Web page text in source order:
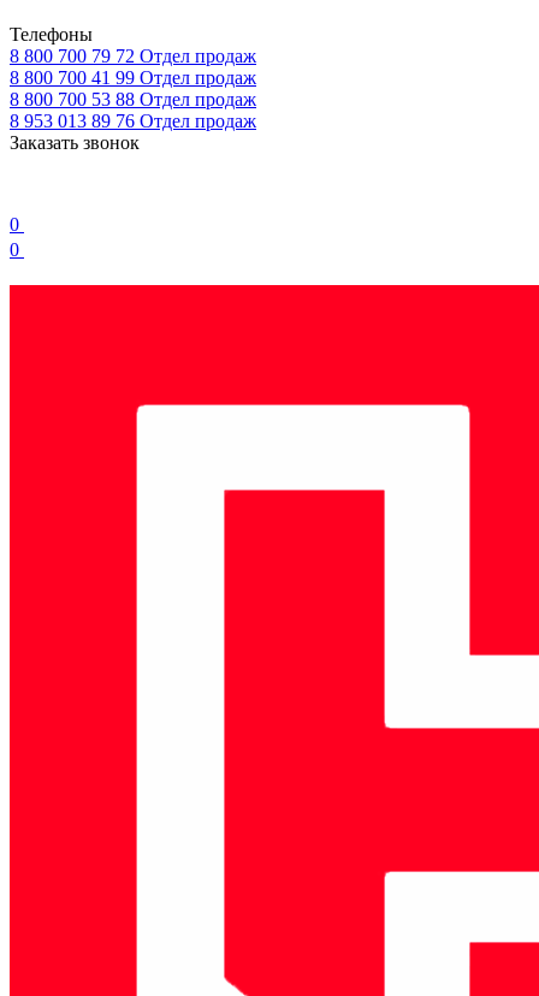
Телефоны
8 800 700 79 72 Отдел продаж
8 800 700 41 99 Отдел продаж
8 800 700 53 88 Отдел продаж
8 953 013 89 76 Отдел продаж
Заказать звонок
0
0